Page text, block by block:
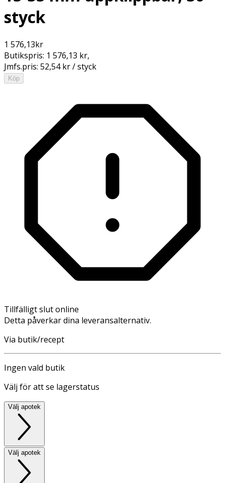
styck
1 576,13kr
Butikspris: 1 576,13 kr,
Jmfs.pris: 52,54 kr / styck
Köp
Tillfälligt slut online
Detta påverkar dina leveransalternativ.
Via butik/recept
Ingen vald butik
Välj för att se lagerstatus
Välj apotek
Välj apotek